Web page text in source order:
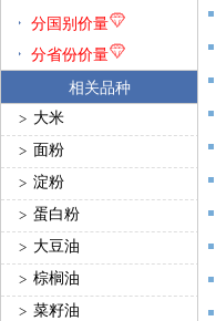
◆ 分国别价量
◆
分省份价量
相关品种
> 大米
> 面粉
> 淀粉
> 蛋白粉
> 大豆油
> 棕榈油
> 菜籽油